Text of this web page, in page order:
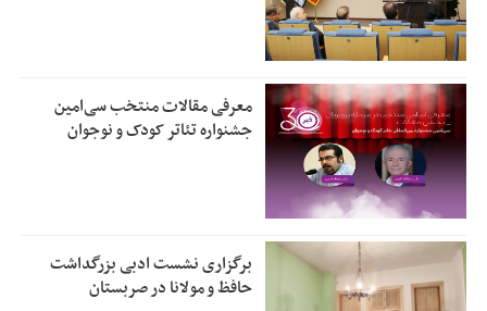
معرفی مقالات منتخب سی‌امین
جشنواره تئاتر کودک و نوجوان
برگزاری نشست ادبی بزرگداشت
حافظ و مولانا در صربستان